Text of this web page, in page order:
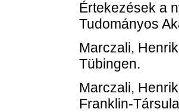
Értekezések a
Tudományos
Marczali, Henrik
Tübingen.
Marczali, Henrik
Franklin-